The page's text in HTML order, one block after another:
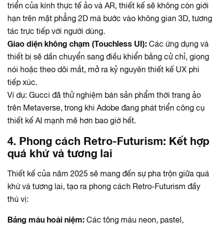
triển của kính thực tế ảo và AR, thiết kế sẽ không còn giới
hạn trên mặt phẳng 2D mà bước vào không gian 3D, tương
tác trực tiếp với người dùng.
Giao diện không chạm (Touchless UI):Các ứng dụng và
thiết bị sẽ dần chuyển sang điều khiển bằng cử chỉ, giọng
nói hoặc theo dõi mắt, mở ra kỷ nguyên thiết kế UX phi
tiếp xúc.
Ví dụ:Gucci đã thử nghiệm bán sản phẩm thời trang ảo
trên Metaverse, trong khi Adobe đang phát triển công cụ
thiết kế AI mạnh mẽ hơn bao giờ hết.
4. Phong cách Retro-Futurism: Kết hợp
quá khứ và tương lai
Thiết kế của năm 2025 sẽ mang đến sự pha trộn giữa quá
khứ và tương lai, tạo ra phong cách Retro-Futurism đầy
thú vị:
Bảng màu hoài niệm:Các tông màu neon, pastel,